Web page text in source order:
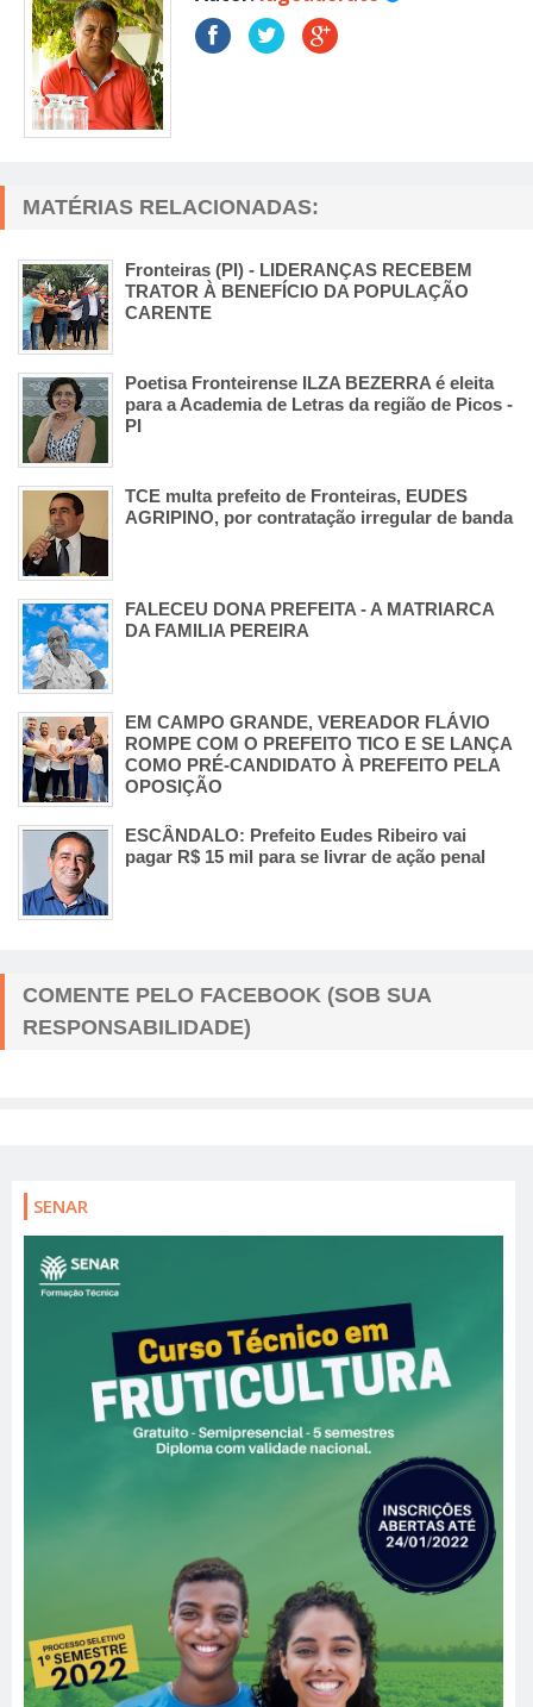
MATÉRIAS RELACIONADAS:
Fronteiras (PI) - LIDERANÇAS RECEBEM
TRATOR À BENEFÍCIO DA POPULAÇÃO
CARENTE
Poetisa Fronteirense ILZA BEZERRA é eleita
para a Academia de Letras da região de Picos -
PI
TCE multa prefeito de Fronteiras, EUDES
AGRIPINO, por contratação irregular de banda
FALECEU DONA PREFEITA - A MATRIARCA
DA FAMILIA PEREIRA
EM CAMPO GRANDE, VEREADOR FLÁVIO
ROMPE COM O PREFEITO TICO E SE LANÇA
COMO PRÉ-CANDIDATO À PREFEITO PELA
OPOSIÇÃO
ESCÂNDALO: Prefeito Eudes Ribeiro vai
pagar R$ 15 mil para se livrar de ação penal
COMENTE PELO FACEBOOK (SOB SUA
RESPONSABILIDADE)
SENAR